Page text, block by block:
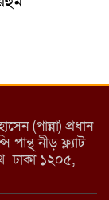
(পান্না) প্রধান
নীড় ফ্ল্যাট
ঢাকা ১২০৫,